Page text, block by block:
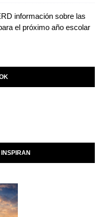
información sobre las
el próximo año escolar